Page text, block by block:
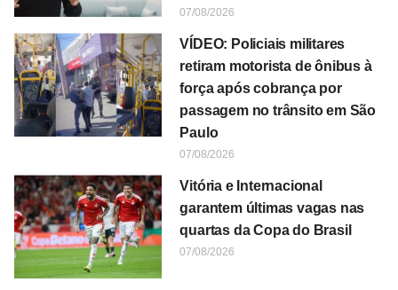
07/08/2026
VÍDEO: Policiais militares
retiram motorista de ônibus à
força após cobrança por
passagem no trânsito em São
Paulo
07/08/2026
Vitória e Internacional
garantem últimas vagas nas
quartas da Copa do Brasil
07/08/2026